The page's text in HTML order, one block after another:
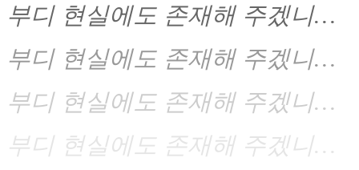
부디 현실에도 존재해 주겠니…
부디 현실에도 존재해 주겠니…
부디 현실에도 존재해 주겠니…
부디 현실에도 존재해 주겠니…